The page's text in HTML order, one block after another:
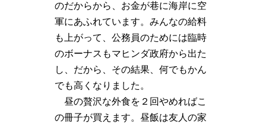
のだからから、お金が巷に海岸に空
軍にあふれています。みんなの給料
も上がって、公務員のためには臨時
のボーナスもマヒンダ政府から出た
し、だから、その結果、何でもかん
でも高くなりました。
昼の贅沢な外食を２回やめればこ
の冊子が買えます。昼飯は友人の家